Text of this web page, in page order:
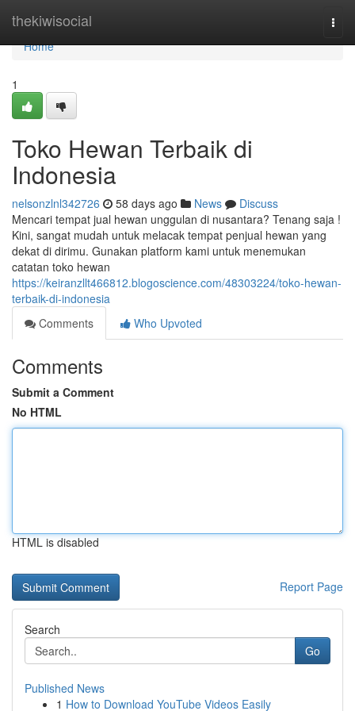
thekiwisocial
Home
Home
1
Toko Hewan Terbaik di
Indonesia
nelsonzlnl342726 58 days ago News
Discuss
Mencari tempat jual hewan unggulan di nusantara? Tenang saja !
Kini, sangat mudah untuk melacak tempat penjual hewan yang
dekat di dirimu. Gunakan platform kami untuk menemukan
catatan toko hewan
https://keiranzllt466812.blogoscience.com/48303224/toko-hewan-
terbaik-di-indonesia
Comments
Who Upvoted
Comments
Submit a Comment
No HTML
HTML is disabled
Report Page
Search
Go
Published News
1 How to Download YouTube Videos Easily